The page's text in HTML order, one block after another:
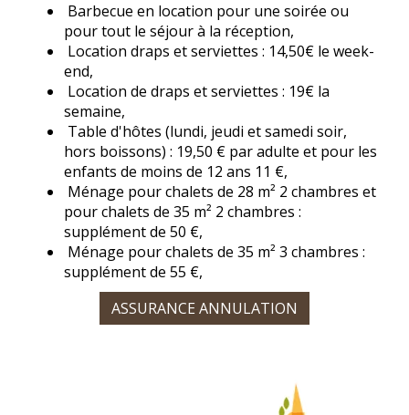
Barbecue en location pour une soirée ou
pour tout le séjour à la réception,
Location draps et serviettes : 14,50€ le week-
end,
Location de draps et serviettes : 19€ la
semaine,
Table d'hôtes (lundi, jeudi et samedi soir,
hors boissons) : 19,50 € par adulte et pour les
enfants de moins de 12 ans 11 €,
Ménage pour chalets de 28 m² 2 chambres et
pour chalets de 35 m² 2 chambres :
supplément de 50 €,
Ménage pour chalets de 35 m² 3 chambres :
supplément de 55 €,
ASSURANCE ANNULATION